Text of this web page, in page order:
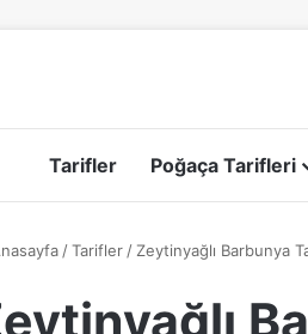
Tarifler Poğaça Tarifleri
/Tarifler / Zeytinyağlı Barbunya